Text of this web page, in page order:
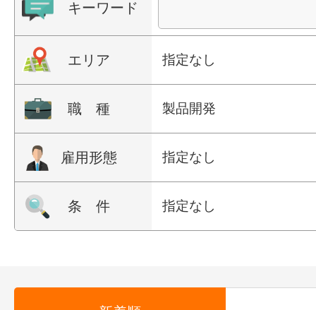
キーワード
エリア 指定なし
職 種 製品開発
雇用形態 指定なし
条 件 指定なし